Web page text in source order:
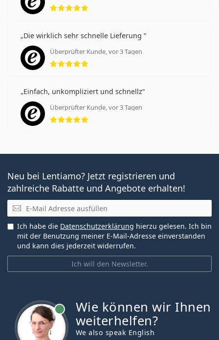
Bewertung 5 aus 5
Die wirklich sehr schnelle Lieferung
Überprüfter Kunde, vor 3 Tagen
Bewertung 5 aus 5
Einfach, unkompliziert und schnellz
Überprüfter Kunde, vor 3 Tagen
Bewertung 5 aus 5
Neu bei Lentiamo? Jetzt registrieren und
zahlreiche Rabatte und Angebote erhalten!
E-Mail
Ich will den Newsletter.
Ich habe die Datenschutzerklärung hierzu gelesen. Ich bin
mit der Benutzung meiner E-Mail-Adresse einverstanden
und kann dies jederzeit widerrufen.
Wie können wir Ihnen
weiterhelfen?
We also speak English